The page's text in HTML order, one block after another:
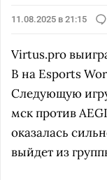
11.08.2025 в 21:15
Virtus.pro
В на Esports
Следующую игру
мск против
оказалась
выйдет из